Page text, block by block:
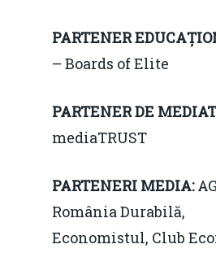
PARTENER
– Boards of Elite
PARTENER DE
mediaTRUST
PARTENERI MEDIA:
România Durabilă,
Economistul, Club